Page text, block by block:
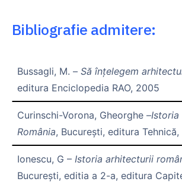
Bibliografie admitere:
Bussagli, M. – Să înţelegem
editura Enciclopedia RAO, 2005
Curinschi-Vorona, Gheorghe –Istoria
România, Bucureşti, editura Tehnică,
Ionescu, G – Istoria arhitecturii
Bucureşti, editia a 2-a, editura